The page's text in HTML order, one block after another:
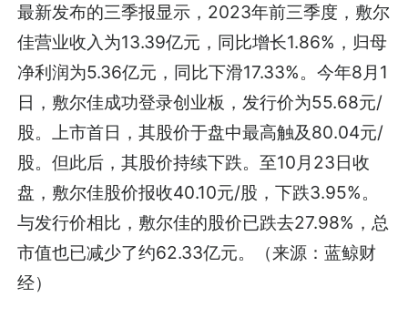
最新发布的三季报显示，2023年前三季度，敷尔
佳营业收入为13.39亿元，同比增长1.86%，归母
净利润为5.36亿元，同比下滑17.33%。今年8月1
日，敷尔佳成功登录创业板，发行价为55.68元/
股。上市首日，其股价于盘中最高触及80.04元/
股。但此后，其股价持续下跌。至10月23日收
盘，敷尔佳股价报收40.10元/股，下跌3.95%。
与发行价相比，敷尔佳的股价已跌去27.98%，总
市值也已减少了约62.33亿元。（来源：蓝鲸财
经）